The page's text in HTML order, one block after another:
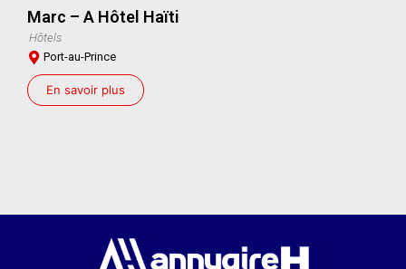
Marc – A Hôtel Haïti
Hôtels
Port-au-Prince
En savoir plus